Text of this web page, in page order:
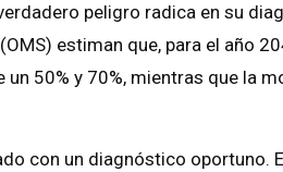
peligro radica en su
estiman que, para el año
50% y 70%, mientras que la
con un diagnóstico oportuno.